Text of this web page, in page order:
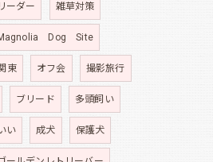
ーダー 雑草対策
Dog Site
東 オフ会 撮影旅行
ブリード 多頭飼い
い 成犬 保護犬